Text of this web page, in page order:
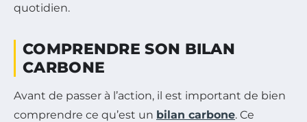
quotidien.
COMPRENDRE SON BILAN
CARBONE
Avant de passer à l’action, il est important de bien
comprendre ce qu’est un bilan carbone. Ce